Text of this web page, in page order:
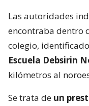
Las autoridades
encontraba dentro
colegio,
Escuela Debsirin
kilómetros al
Se trata de un